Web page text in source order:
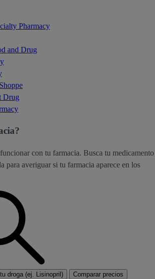
Pharmacy
and Drug
Drug
con tu farmacia. Busca tu medicamento
para averiguar si tu farmacia aparece en los
droga (ej. Lisinopril) Comparar precios